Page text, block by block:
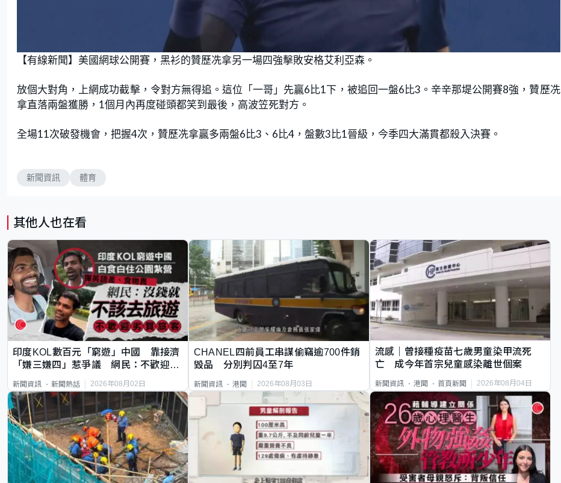
【有線新聞】美國網球公開賽，黑衫的贊歷冼拿另一場四強擊敗安格艾利亞森。
放個大對角，上網成功截擊，令對方無得追。這位「一哥」先贏6比1下，被追回一盤6比3。辛辛那堤公開賽8強，贊歷冼
拿直落兩盤獲勝，1個月內再度碰頭都笑到最後，高波笠死對方。
全場11次破發機會，把握4次，贊歷冼拿贏多兩盤6比3、6比4，盤數3比1晉級，今季四大滿貫都殺入決賽。
新聞資訊 體育
其他人也在看
印度KOL數百元「窮遊」中國 靠接濟
「嫌三嫌四」惹爭議 網民：不歡迎劣
新聞資訊 新聞熱話 2026年08月02日
CHANEL四前員工串謀偷竊逾700件銷
毀品 分別判囚4至7年
新聞資訊 港聞 2026年08月03日
流感｜曾接種疫苗七歲男童染甲流死
亡 成今年首宗兒童感染離世個案
新聞資訊 港聞 首頁新聞 2026年08月04日